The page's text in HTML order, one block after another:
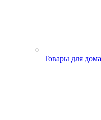
Товары для дома